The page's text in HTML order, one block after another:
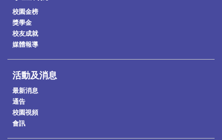
校園金榜
獎學金
校友成就
媒體報導
活動及消息
最新消息
通告
校園視頻
會訊